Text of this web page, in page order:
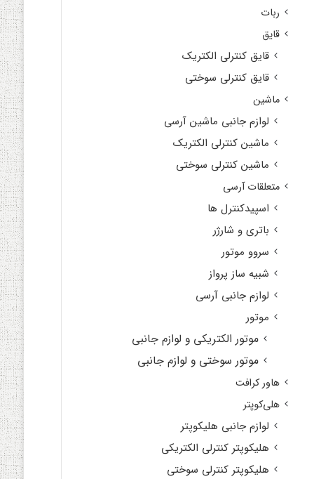
ربات
قایق
قایق کنترلی الکتریک
قایق کنترلی سوختی
ماشین
لوازم جانبی ماشین آرسی
ماشین کنترلی الکتریک
ماشین کنترلی سوختی
متعلقات آرسی
اسپیدکنترل ها
باتری و شارژر
سروو موتور
شبیه ساز پرواز
لوازم جانبی آرسی
موتور
موتور الکتریکی و لوازم جانبی
موتور سوختی و لوازم جانبی
هاور کرافت
هلی‌کوپتر
لوازم جانبی هلیکوپتر
هلیکوپتر کنترلی الکتریکی
هلیکوپتر کنترلی سوختی